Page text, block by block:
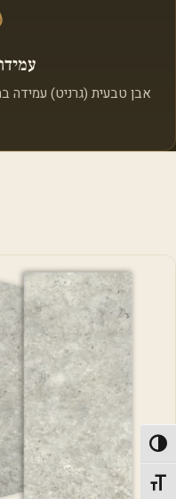
הפעל/כבה ניגודיות גבוהה
מתג גודל גופן
אבן טבעית (גרניט) עמידה